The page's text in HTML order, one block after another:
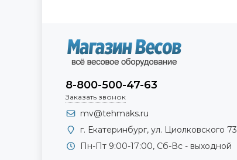
8-800-500-47-63
Заказать звонок
mv@tehmaks.ru
г. Екатеринбург, ул. Циолковского 73
Пн-Пт 9:00-17:00, Сб-Вс - выходной